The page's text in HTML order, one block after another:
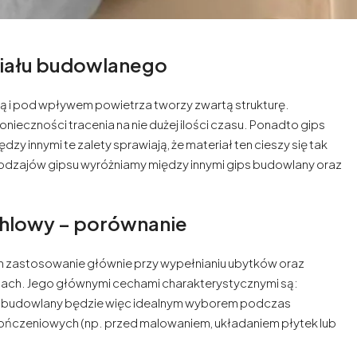
budowlanego
i pod wpływem powietrza tworzy zwartą strukturę.
tracenia na nie dużej ilości czasu. Ponadto gips
innymi te zalety sprawiają, że materiał ten cieszy się tak
gipsu wyróżniamy między innymi gips budowlany oraz
– porównanie
głównie przy wypełnianiu ubytków oraz
Jego głównymi cechami charakterystycznymi są:
będzie więc idealnym wyborem podczas
(np. przed malowaniem, układaniem płytek lub